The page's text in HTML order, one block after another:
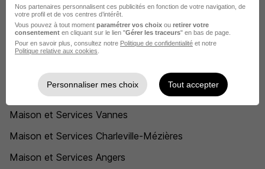
Maison et Services Fontaine-la-Guyon
Maison et Services Saint-Piat
Maison et Services Vannes
Maison et Services Charleville-Mézières
Maison et Services Angers
Nos partenaires personnalisent ces publicités en fonction de votre navigation, de
votre profil et de vos centres d’intérêt.
Vous pouvez à tout moment paramétrer vos choix ou retirer votre
consentement en cliquant sur le lien "Gérer les traceurs" en bas de page.
Pour en savoir plus, consultez notre Politique de confidentialité et notre
Politique relative aux cookies
Personnaliser mes choix Tout accepter